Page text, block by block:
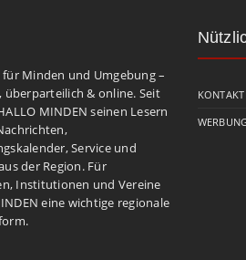
Minden und Umgebung –
überparteilich & online. Seit
MINDEN seinen Lesern
Service und
der Region. Für
Institutionen und Vereine
eine wichtige regionale
KONTAKT